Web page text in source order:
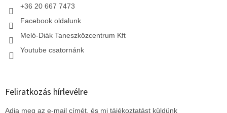
+36 20 667 7473
Facebook oldalunk
Meló-Diák Taneszközcentrum Kft
Youtube csatornánk
Feliratkozás hírlevélre
Adja meg az e-mail címét, és mi tájékoztatást küldünk